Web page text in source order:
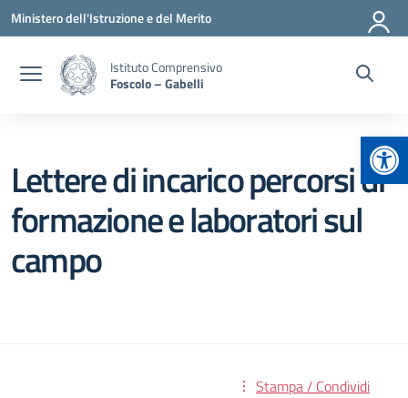
Vai ai contenuti
Vai al menu di navigazione
Vai al footer
Ministero dell'Istruzione e del Merito
Istituto Comprensivo
Foscolo – Gabelli
Lettere di incarico percorsi di
formazione e laboratori sul
campo
Stampa / Condividi